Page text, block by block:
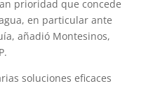
prioridad que concede
en particular ante
añadió Montesinos,
soluciones eficaces